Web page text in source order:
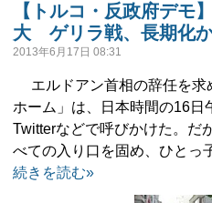
【トルコ・反政府デモ
大 ゲリラ戦、長期化
2013年6月17日 08:31
エルドアン首相の辞任を求
ホーム」は、日本時間の16日
Twitterなどで呼びかけた。だ
べての入り口を固め、ひとっ
続きを読む»